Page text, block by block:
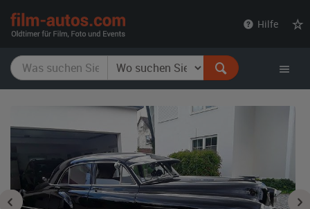
Hilfe